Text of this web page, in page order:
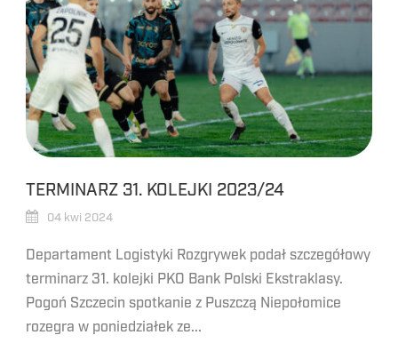
TERMINARZ 31. KOLEJKI 2023/24
04 kwi 2024
Departament Logistyki Rozgrywek podał szczegółowy
terminarz 31. kolejki PKO Bank Polski Ekstraklasy.
Pogoń Szczecin spotkanie z Puszczą Niepołomice
rozegra w poniedziałek ze...